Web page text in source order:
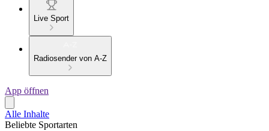
Live Sport
Radiosender von A-Z
App öffnen
Alle Inhalte
Beliebte Sportarten